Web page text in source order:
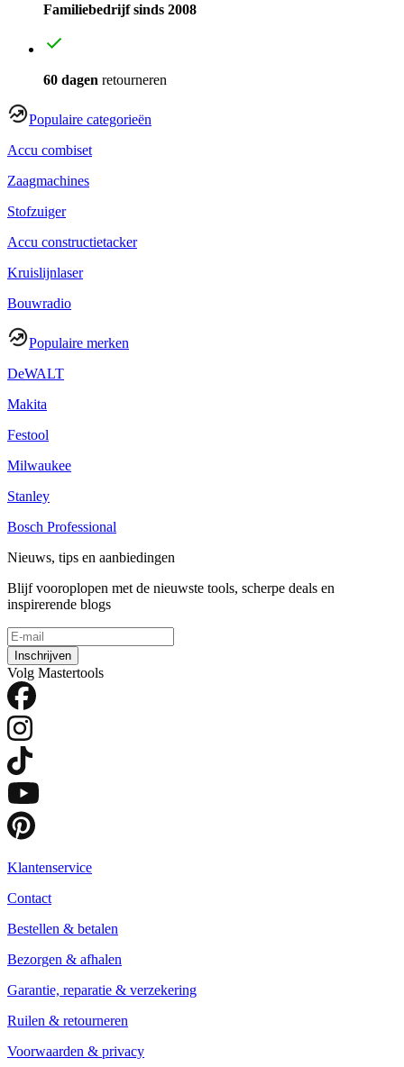
Familiebedrijf sinds 2008
60 dagen retourneren
Populaire categorieën
Accu combiset
Zaagmachines
Stofzuiger
Accu constructietacker
Kruislijnlaser
Bouwradio
Populaire merken
DeWALT
Makita
Festool
Milwaukee
Stanley
Bosch Professional
Nieuws, tips en aanbiedingen
Blijf vooroplopen met de nieuwste tools, scherpe deals en
inspirerende blogs
Inschrijven
Volg Mastertools
Klantenservice
Contact
Bestellen & betalen
Bezorgen & afhalen
Garantie, reparatie & verzekering
Ruilen & retourneren
Voorwaarden & privacy